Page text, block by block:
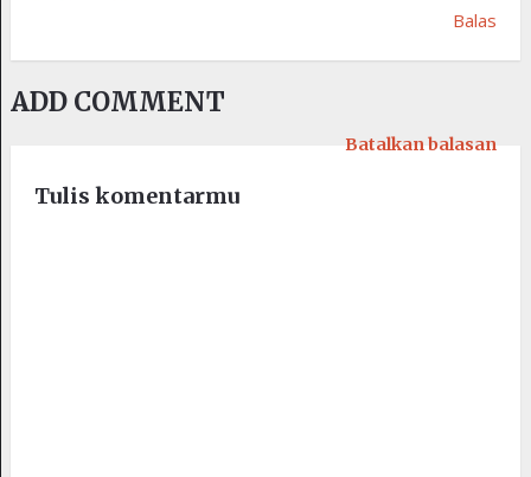
Balas
ADD COMMENT
Tulis komentarmu
Batalkan balasan